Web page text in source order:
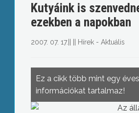
Kutyáink is
ezekben a napokban
2007. 07. 17. Hírek - Aktuális
Ez a cikk több mint egy éves
információkat tartalmaz!
Az